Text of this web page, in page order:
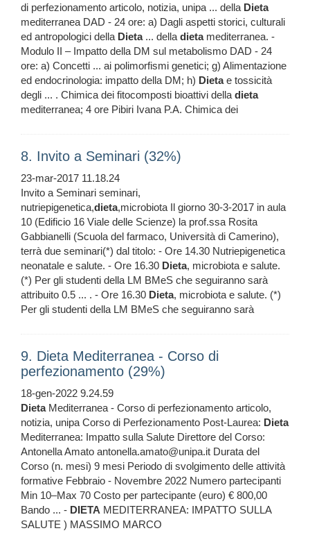
di perfezionamento articolo, notizia, unipa ... della Dieta
mediterranea DAD - 24 ore: a) Dagli aspetti storici, culturali
ed antropologici della Dieta... delladietamediterranea. -
Modulo II – Impatto della DM sul metabolismo DAD - 24
ore: a) Concetti ... ai polimorfismi genetici; g) Alimentazione
ed endocrinologia: impatto della DM; h) Dietae tossicità
degli ... . Chimica dei fitocomposti bioattivi delladieta
mediterranea; 4 ore Pibiri Ivana P.A. Chimica dei
8. Invito a Seminari (32%)
23-mar-2017 11.18.24
Invito a Seminari seminari,
nutriepigenetica,dieta,microbiota Il giorno 30-3-2017 in aula
10 (Edificio 16 Viale delle Scienze) la prof.ssa Rosita
Gabbianelli (Scuola del farmaco, Università di Camerino),
terrà due seminari(*) dal titolo: - Ore 14.30 Nutriepigenetica
neonatale e salute. - Ore 16.30 Dieta, microbiota e salute.
(*) Per gli studenti della LM BMeS che seguiranno sarà
attribuito 0.5 ... . - Ore 16.30 Dieta, microbiota e salute. (*)
Per gli studenti della LM BMeS che seguiranno sarà
9. Dieta Mediterranea - Corso di
perfezionamento (29%)
18-gen-2022 9.24.59
DietaMediterranea - Corso di perfezionamento articolo,
notizia, unipa Corso di Perfezionamento Post-Laurea: Dieta
Mediterranea: Impatto sulla Salute Direttore del Corso:
Antonella Amato antonella.amato@unipa.it Durata del
Corso (n. mesi) 9 mesi Periodo di svolgimento delle attività
formative Febbraio - Novembre 2022 Numero partecipanti
Min 10–Max 70 Costo per partecipante (euro) € 800,00
Bando ... - DIETA MEDITERRANEA: IMPATTO SULLA
SALUTE ) MASSIMO MARCO